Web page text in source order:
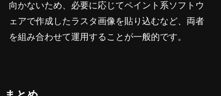
向かないため、必要に応じてペイント系ソフトウ
ェアで作成したラスタ画像を貼り込むなど、両者
を組み合わせて運用することが一般的です。